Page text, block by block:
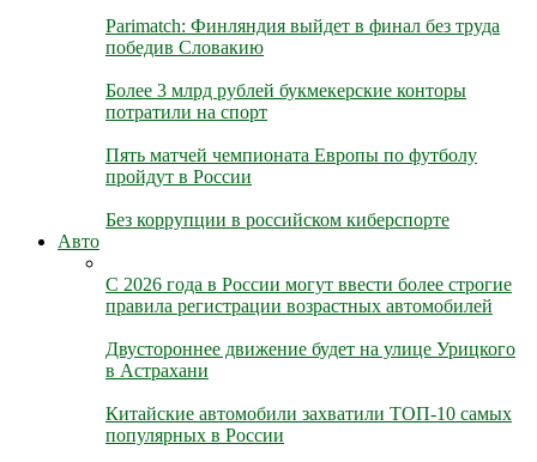
Parimatch: Финляндия выйдет в финал без труда
победив Словакию
Более 3 млрд рублей букмекерские конторы
потратили на спорт
Пять матчей чемпионата Европы по футболу
пройдут в России
Без коррупции в российском киберспорте
Авто
С 2026 года в России могут ввести более строгие
правила регистрации возрастных автомобилей
Двустороннее движение будет на улице Урицкого
в Астрахани
Китайские автомобили захватили ТОП-10 самых
популярных в России